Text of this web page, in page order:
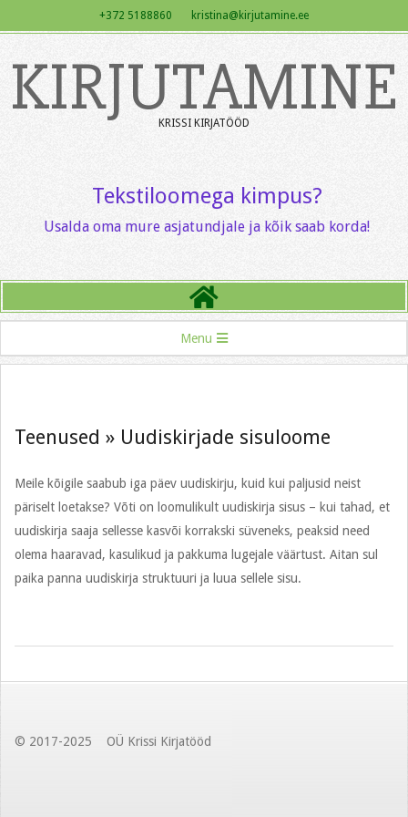
to
+372 5188860 kristina@kirjutamine.ee
KIRJUTAMINE
KRISSI KIRJATÖÖD
Tekstiloomega kimpus?
Usalda oma mure asjatundjale ja kõik saab korda!
Navigation
Menu
Teenused » Uudiskirjade sisuloome
Meile kõigile saabub iga päev uudiskirju, kuid kui paljusid neist
päriselt loetakse? Võti on loomulikult uudiskirja sisus – kui tahad, et
uudiskirja saaja sellesse kasvõi korrakski süveneks, peaksid need
olema haaravad, kasulikud ja pakkuma lugejale väärtust. Aitan sul
paika panna uudiskirja struktuuri ja luua sellele sisu.
04-
© 2017-2025 OÜ Krissi Kirjatööd